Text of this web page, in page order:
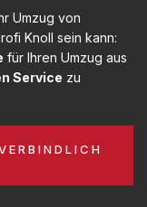
Umzug von
Knoll sein kann:
für Ihren Umzug aus
Service zu